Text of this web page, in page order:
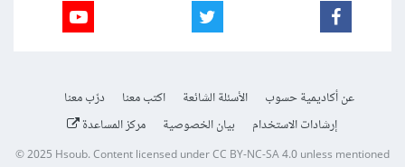
عن أكاديمية حسوب الأسئلة الشائعة اكتب معنا
درّب معنا
إرشادات الاستخدام
بيان الخصوصية مركز المساعدة
© 2025Hsoub.Content licensed underCC BY-NC-SA 4.0unless mentioned